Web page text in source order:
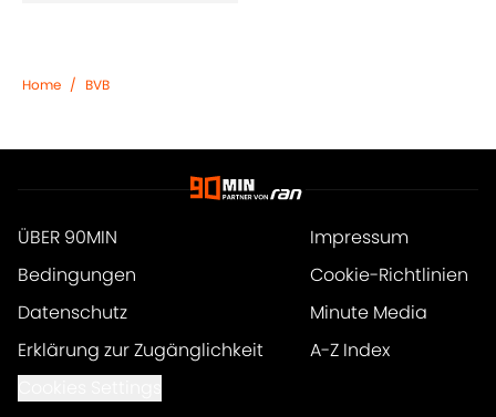
Home / BVB
ÜBER 90MIN
Impressum
Bedingungen
Cookie-Richtlinien
Datenschutz
Minute Media
Erklärung zur Zugänglichkeit
A-Z Index